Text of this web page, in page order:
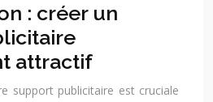
: créer un
attractif
support publicitaire est cruciale